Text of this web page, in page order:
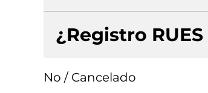
¿Registro
No / Cancelado